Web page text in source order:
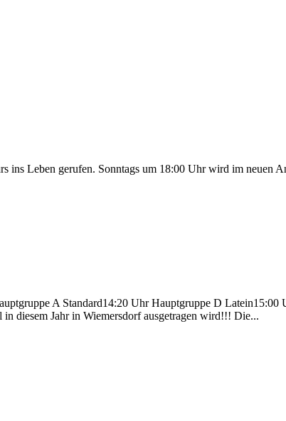
ins Leben gerufen. Sonntags um 18:00 Uhr wird im neuen
A Standard14:20 Uhr Hauptgruppe D Latein15:00
diesem Jahr in Wiemersdorf ausgetragen wird!!! Die...